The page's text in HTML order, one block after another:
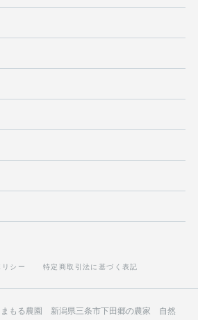
シー 特定商取引法に基づく表記
まもる農園 新潟県三条市下田郷の農家 自然